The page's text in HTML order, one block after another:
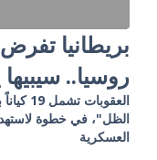
بريطانيا
روسيا..
الظل"، في خطوة
العسكرية